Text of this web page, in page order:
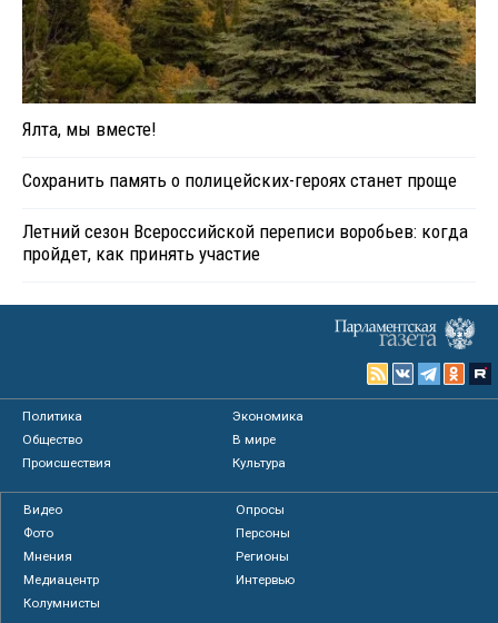
Ялта, мы вместе!
Сохранить память о полицейских-героях станет проще
Летний сезон Всероссийской переписи воробьев: когда
пройдет, как принять участие
Политика
Экономика
Общество
В мире
Происшествия
Культура
Видео
Опросы
Фото
Персоны
Мнения
Регионы
Медиацентр
Интервью
Колумнисты